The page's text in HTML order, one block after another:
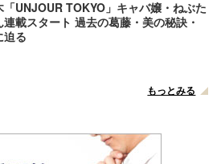
「UNJOUR TOKYO」キャバ嬢・ねぶた
連載スタート 過去の葛藤・美の秘訣・
迫る
もっとみる